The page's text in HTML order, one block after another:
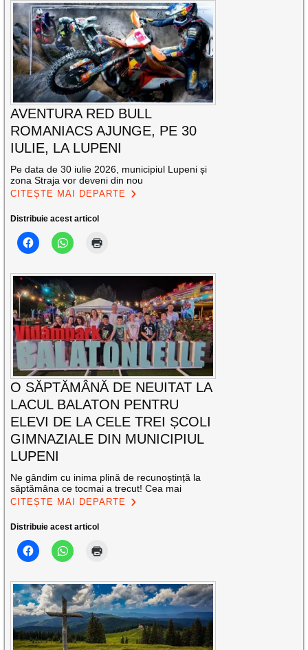
AVENTURA RED BULL
ROMANIACS AJUNGE, PE 30
IULIE, LA LUPENI
Pe data de 30 iulie 2026, municipiul Lupeni și
zona Straja vor deveni din nou
CITEȘTE MAI DEPARTE
Distribuie acest articol
O SĂPTĂMÂNĂ DE NEUITAT LA
LACUL BALATON PENTRU
ELEVI DE LA CELE TREI ȘCOLI
GIMNAZIALE DIN MUNICIPIUL
LUPENI
Ne gândim cu inima plină de recunoștință la
săptămâna ce tocmai a trecut! Cea mai
CITEȘTE MAI DEPARTE
Distribuie acest articol